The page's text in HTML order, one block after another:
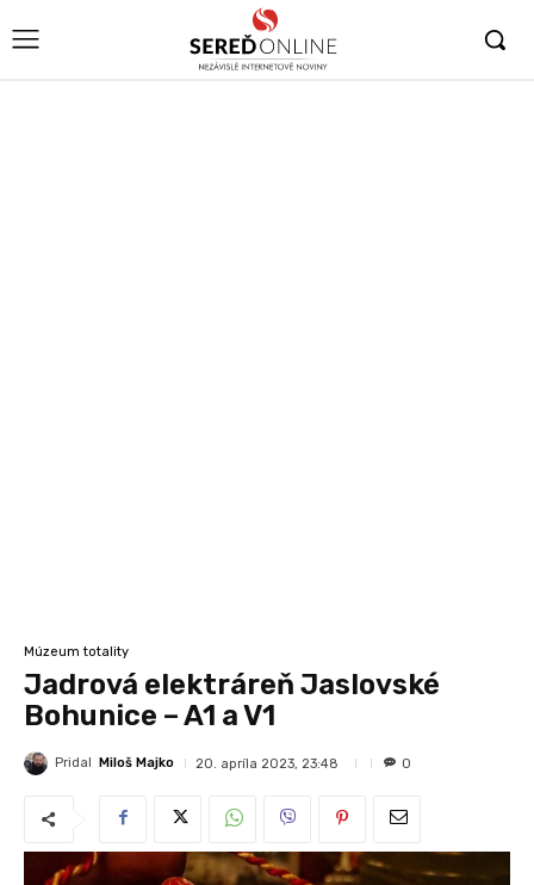
Múzeum totality
Jadrová elektráreň Jaslovské
Bohunice – A1 a V1
Pridal Miloš Majko 20. apríla 2023, 23:48 0